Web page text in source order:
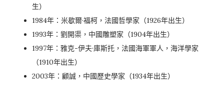
生）
1984年：米歇爾·福柯，法國哲學家（1926年出生）
1993年：劉開渠，中國雕塑家（1904年出生）
1997年：雅克-伊夫·庫斯托，法國海軍軍人，海洋學家
（1910年出生）
2003年：顧誠，中國歷史學家（1934年出生）